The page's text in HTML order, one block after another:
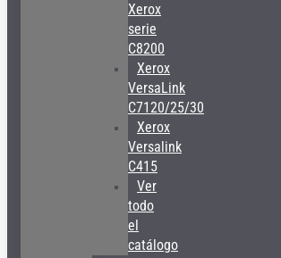
Xerox
serie
C8200
Xerox
VersaLink
C7120/25/30
Xerox
Versalink
C415
Ver
todo
el
catálogo